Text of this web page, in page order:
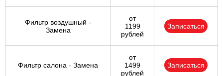
Фильтр воздушный -
Замена
от
1199
рублей
Записаться
Фильтр салона - Замена
от
1499
рублей
Записаться